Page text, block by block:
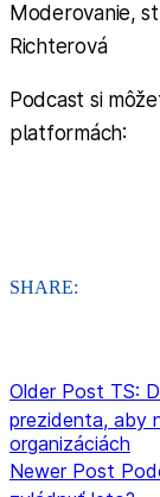
Moderovanie,
Richterová
Podcast si
platformách:
SHARE:
Older Post TS:
prezidenta, aby
organizáciách
Newer Post